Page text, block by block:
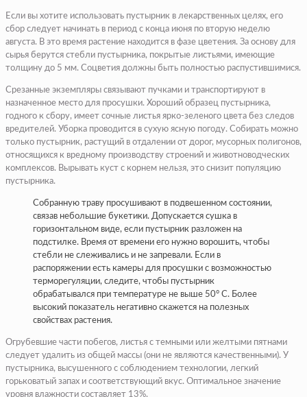
Если вы хотите использовать пустырник в лекарственных целях, его
сбор следует начинать в период с конца июня по вторую неделю
августа. В это время растение находится в фазе цветения. За основу для
сырья берутся стебли пустырника, покрытые листьями, имеющие
толщину до 5 мм. Соцветия должны быть полностью распустившимися.
Срезанные экземпляры связывают пучками и транспортируют в
назначенное место для просушки. Хороший образец пустырника,
годного к сбору, имеет сочные листья ярко-зеленого цвета без следов
вредителей. Уборка проводится в сухую ясную погоду. Собирать можно
только пустырник, растущий в отдалении от дорог, мусорных полигонов,
относящихся к вредному производству строений и животноводческих
комплексов. Вырывать куст с корнем нельзя, это снизит популяцию
пустырника.
Собранную траву просушивают в подвешенном состоянии,
связав небольшие букетики. Допускается сушка в
горизонтальном виде, если пустырник разложен на
подстилке. Время от времени его нужно ворошить, чтобы
стебли не слеживались и не запревали. Если в
распоряжении есть камеры для просушки с возможностью
терморегуляции, следите, чтобы пустырник
обрабатывался при температуре не выше 50° C. Более
высокий показатель негативно скажется на полезных
свойствах растения.
Огрубевшие части побегов, листья с темными или желтыми пятнами
следует удалить из общей массы (они не являются качественными). У
пустырника, высушенного с соблюдением технологии, легкий
горьковатый запах и соответствующий вкус. Оптимальное значение
уровня влажности составляет 13%.